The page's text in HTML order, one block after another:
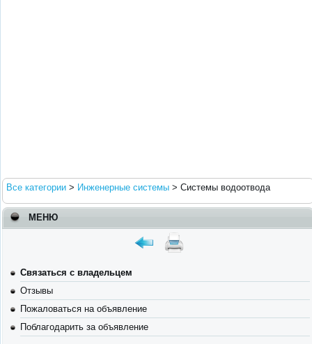
Все категории > Инженерные системы > Системы водоотвода
МЕНЮ
Связаться с владельцем
Отзывы
Пожаловаться на объявление
Поблагодарить за объявление